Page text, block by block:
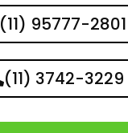
(11) 95777-2801
(11) 3742-3229